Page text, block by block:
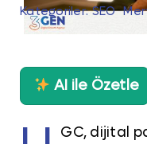
Kategoriler:SEO
AI ile Özetle
GC, dijital